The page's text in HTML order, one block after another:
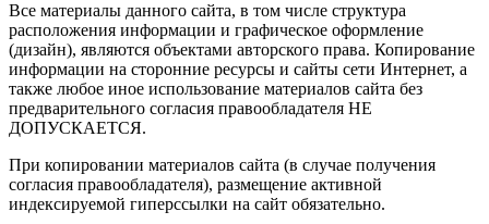
Все материалы данного сайта, в том числе структура
расположения информации и графическое оформление
(дизайн), являются объектами авторского права. Копирование
информации на сторонние ресурсы и сайты сети Интернет, а
также любое иное использование материалов сайта без
предварительного согласия правообладателя НЕ
ДОПУСКАЕТСЯ.
При копировании материалов сайта (в случае получения
согласия правообладателя), размещение активной
индексируемой гиперссылки на сайт обязательно.